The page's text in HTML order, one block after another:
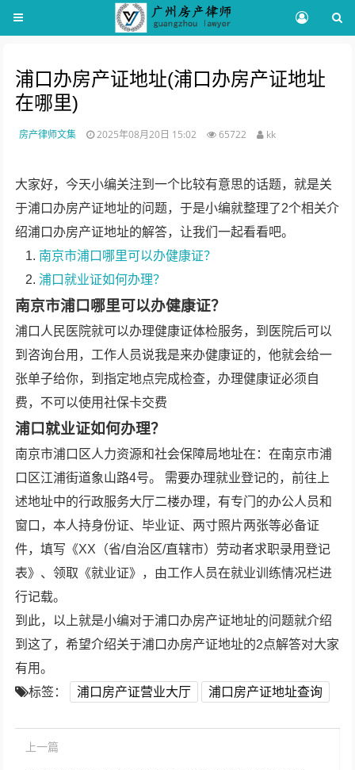
浦口办房产证地址(浦口办房产证地址
在哪里)
房产律师文集 2025年08月20日 15:02 65722 kk
大家好，今天小编关注到一个比较有意思的话题，就是关
于浦口办房产证地址的问题，于是小编就整理了2个相关介
绍浦口办房产证地址的解答，让我们一起看看吧。
南京市浦口哪里可以办健康证？
浦口就业证如何办理？
南京市浦口哪里可以办健康证？
浦口人民医院就可以办理健康证体检服务，到医院后可以
到咨询台用，工作人员说我是来办健康证的，他就会给一
张单子给你，到指定地点完成检查，办理健康证必须自
费，不可以使用社保卡交费
浦口就业证如何办理？
南京市浦口区人力资源和社会保障局地址在：在南京市浦
口区江浦街道象山路4号。 需要办理就业登记的，前往上
述地址中的行政服务大厅二楼办理，有专门的办公人员和
窗口，本人持身份证、毕业证、两寸照片两张等必备证
件，填写《XX（省/自治区/直辖市）劳动者求职录用登记
表》、领取《就业证》，由工作人员在就业训练情况栏进
行记载。
到此，以上就是小编对于浦口办房产证地址的问题就介绍
到这了，希望介绍关于浦口办房产证地址的2点解答对大家
有用。
标签：
浦口房产证营业大厅 浦口房产证地址查询
上一篇